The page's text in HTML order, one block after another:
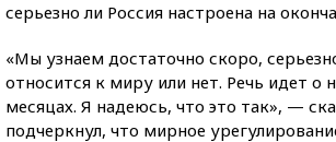
серьезно ли Россия настроена на
«Мы узнаем достаточно скоро,
относится к миру или нет. Речь идет о
месяцах. Я надеюсь, что это так», —
подчеркнул, что мирное